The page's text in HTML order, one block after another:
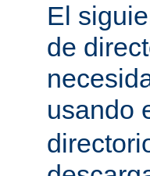
El
de
usando